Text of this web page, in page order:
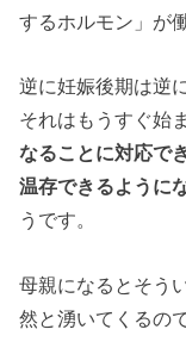
するホルモン」が
逆に妊娠後期は逆
それはもうすぐ始
なることに対応で
温存できるように
うです。
母親になるとそう
然と湧いてくるの